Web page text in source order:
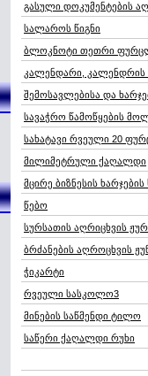
გასული დოკუმენტების
სალაროს წიგნი
ბლოკნოტი თეთრი
კალენდარი, კალენდრის
შემოსავლებისა და
სავაჭრო წამოწყების
სახატავი რვეული 20
მილიმეტრული ქაღალდი
მცირე ბიზნესის
წებო
სურსათის აღრიცხვის
ბრძანების აღროცხვის
ჭიკარტი
რვეული სასკოლო3
მინების საწმენდი ტილო
საწერი ქაღალდი რუხი